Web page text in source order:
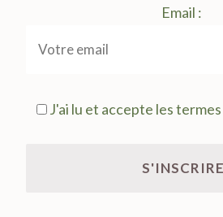
Email :
J'ai lu et accepte les